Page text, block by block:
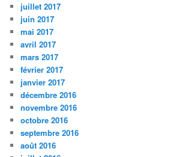
juillet 2017
juin 2017
mai 2017
avril 2017
mars 2017
février 2017
janvier 2017
décembre 2016
novembre 2016
octobre 2016
septembre 2016
août 2016